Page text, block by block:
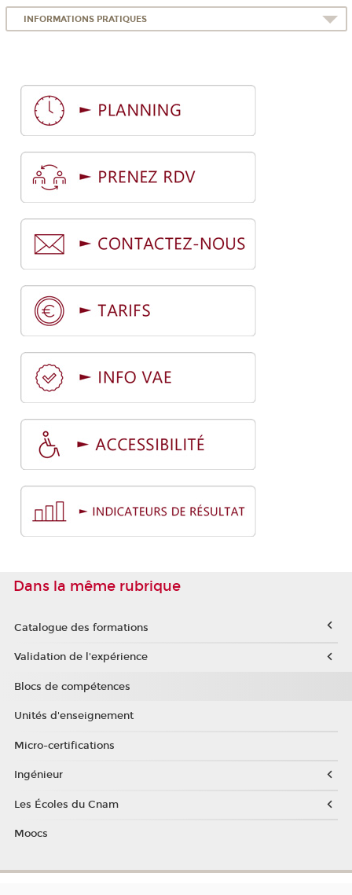
INFORMATIONS PRATIQUES
Dans la même rubrique
Catalogue des formations
Validation de l'expérience
Blocs de compétences
Unités d'enseignement
Micro-certifications
Ingénieur
Les Écoles du Cnam
Moocs